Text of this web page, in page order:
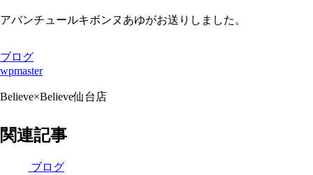
アバンチュールキボンヌあゆがお送りしました。
ブログ
wpmaster
Believe×Believe仙台店
関連記事
ブログ